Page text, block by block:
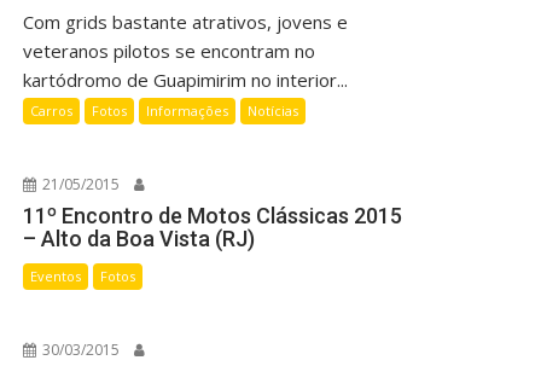
Com grids bastante atrativos, jovens e
veteranos pilotos se encontram no
kartódromo de Guapimirim no interior...
Carros Fotos Informações Notícias
21/05/2015
11º Encontro de Motos Clássicas 2015
– Alto da Boa Vista (RJ)
Eventos Fotos
30/03/2015